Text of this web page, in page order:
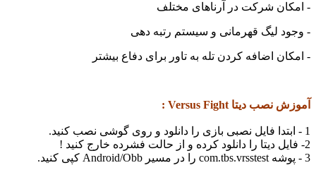
- امکان شرکت در آرناهای مختلف
- وجود لیگ قهرمانی و سیستم رتبه دهی
- امکان اضافه کردن تله به تاور برای دفاع بیشتر
آموزش نصب دیتا Versus Fight :
1 - ابتدا فایل نصبی بازی را دانلود و روی گوشی نصب کنید.
2- فایل دیتا را دانلود کرده و از حالت فشرده خارج کنید !
3 - پوشه com.tbs.vrsstest را در مسیر Android/Obb کپی کنید.